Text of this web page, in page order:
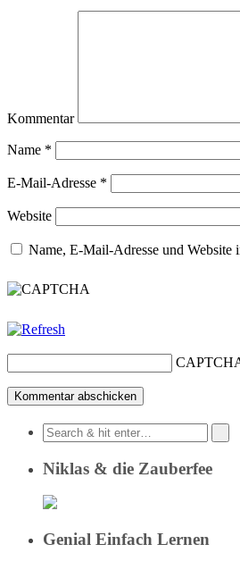
Kommentar
Name *
E-Mail-Adresse *
Website
Name, E-Mail-Adresse und Website
Niklas & die Zauberfee
Genial Einfach Lernen